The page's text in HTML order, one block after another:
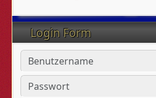
Login Form
Benutzername
Passwort